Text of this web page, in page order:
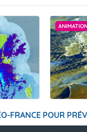
FRANCE POUR